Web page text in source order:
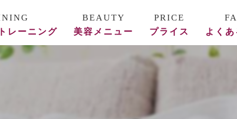
レーニング 美容メニュー プライス よくあ